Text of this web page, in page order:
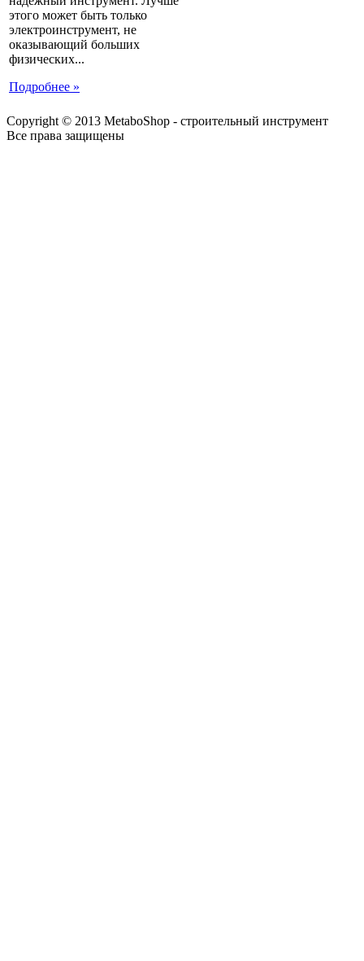
этого может быть только
электроинструмент, не
оказывающий больших
физических...
Подробнее »
Copyright © 2013 MetaboShop - строительный инструмент
Все права защищены